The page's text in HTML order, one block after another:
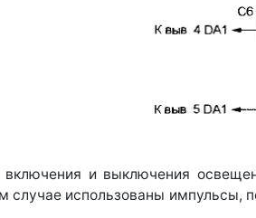
включения и выключения
случае использованы